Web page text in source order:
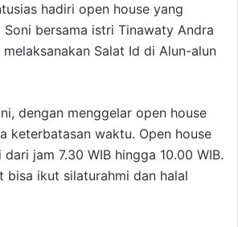
hadiri open house yang
bersama istri Tinawaty Andra
Salat Id di Alun-alun
dengan menggelar open house
keterbatasan waktu. Open house
jam 7.30 WIB hingga 10.00 WIB.
bisa ikut silaturahmi dan halal